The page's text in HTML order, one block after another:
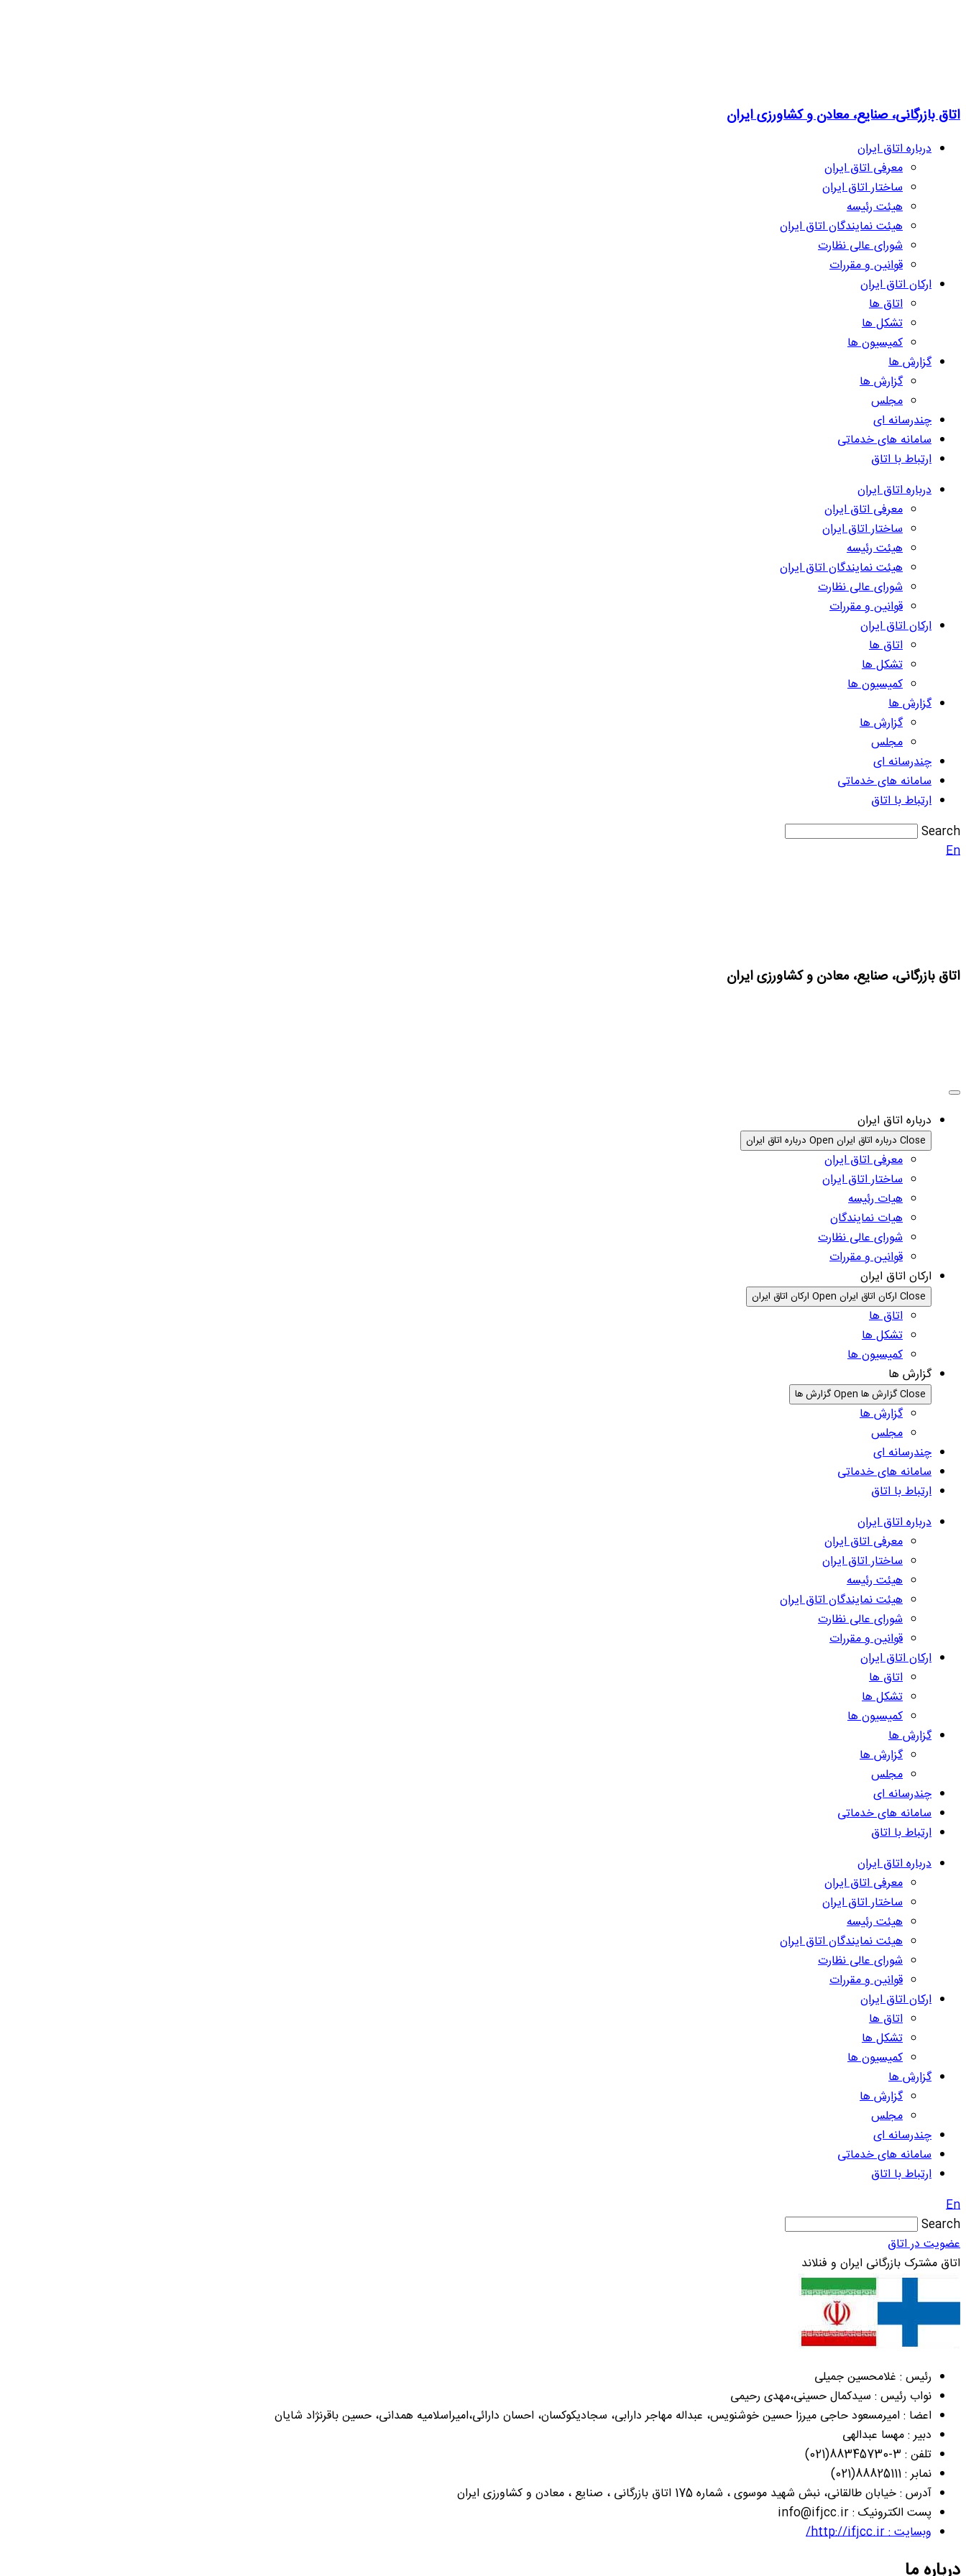
اتاق بازرگانی، صنایع، معادن و کشاورزی ایران
درباره اتاق ایران
معرفی اتاق ایران
ساختار اتاق ایران
هیئت رئیسه
هیئت نمایندگان اتاق ایران
شورای عالی نظارت
قوانین و مقررات
ارکان اتاق ایران
اتاق ها
تشکل ها
کمیسیون ها
گزارش ها
گزارش ها
مجلس
چندرسانه ای
سامانه های خدماتی
ارتباط با اتاق
درباره اتاق ایران
معرفی اتاق ایران
ساختار اتاق ایران
هیئت رئیسه
هیئت نمایندگان اتاق ایران
شورای عالی نظارت
قوانین و مقررات
ارکان اتاق ایران
اتاق ها
تشکل ها
کمیسیون ها
گزارش ها
گزارش ها
مجلس
چندرسانه ای
سامانه های خدماتی
ارتباط با اتاق
Search
En
اتاق بازرگانی، صنایع، معادن و کشاورزی ایران
درباره اتاق ایران
Close درباره اتاق ایران Open درباره اتاق ایران
معرفی اتاق ایران
ساختار اتاق ایران
هیات رئیسه
هیات نمایندگان
شورای عالی نظارت
قوانین و مقررات
ارکان اتاق ایران
Close ارکان اتاق ایران Open ارکان اتاق ایران
اتاق ها
تشکل ها
کمیسیون ها
گزارش ها
Close گزارش ها Open گزارش ها
گزارش ها
مجلس
چندرسانه ای
سامانه های خدماتی
ارتباط با اتاق
درباره اتاق ایران
معرفی اتاق ایران
ساختار اتاق ایران
هیئت رئیسه
هیئت نمایندگان اتاق ایران
شورای عالی نظارت
قوانین و مقررات
ارکان اتاق ایران
اتاق ها
تشکل ها
کمیسیون ها
گزارش ها
گزارش ها
مجلس
چندرسانه ای
سامانه های خدماتی
ارتباط با اتاق
درباره اتاق ایران
معرفی اتاق ایران
ساختار اتاق ایران
هیئت رئیسه
هیئت نمایندگان اتاق ایران
شورای عالی نظارت
قوانین و مقررات
ارکان اتاق ایران
اتاق ها
تشکل ها
کمیسیون ها
گزارش ها
گزارش ها
مجلس
چندرسانه ای
سامانه های خدماتی
ارتباط با اتاق
En
Search
عضویت در اتاق
اتاق مشترک بازرگانی ایران و فنلاند
رئیس : غلامحسین جمیلی
نواب رئیس : سیدکمال حسینی،مهدی رحیمی
اعضا : امیرمسعود حاجی میرزا حسین خوشنویس، عبداله مهاجر دارابی، سجادیکوکسان، احسان دارائی،امیراسلامیه همدانی، حسین باقرنژاد شایان
دبیر : مهسا عبدالهی
تلفن : 3-88345730(021)
نمابر : 88825111(021)
آدرس : خیابان طالقانی، نبش شهید موسوی ، شماره 175 اتاق بازرگانی ، صنایع ، معادن و کشاورزی ایران
پست الکترونیک : info@ifjcc.ir
وبسایت : http://ifjcc.ir/